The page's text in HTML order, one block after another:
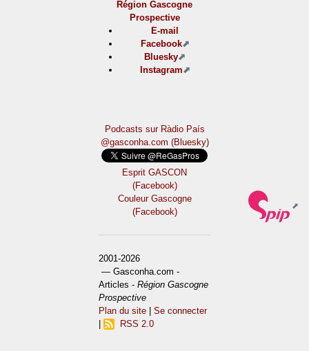
Région Gascogne
Prospective
E-mail
Facebook
Bluesky
Instagram
Podcasts sur Ràdio País
@gasconha.com (Bluesky)
Esprit GASCON
(Facebook)
Couleur Gascogne
(Facebook)
2001-2026
— Gasconha.com -
Articles -Région Gascogne
Prospective
Plan du site |Se connecter
RSS 2.0